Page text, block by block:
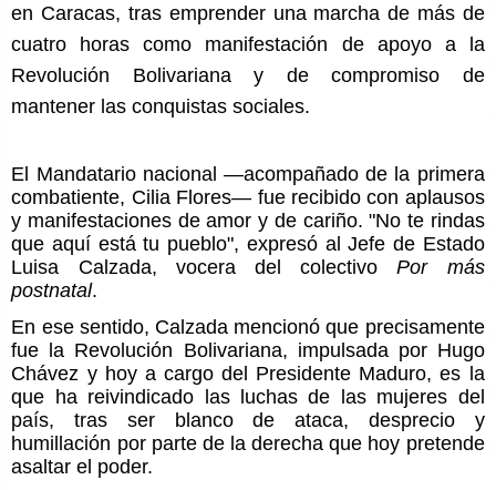
en Caracas, tras emprender una marcha de más de
cuatro horas como manifestación de apoyo a la
Revolución Bolivariana y de compromiso de
mantener las conquistas sociales.
El Mandatario nacional —acompañado de la primera
combatiente, Cilia Flores— fue recibido con aplausos
y manifestaciones de amor y de cariño. "No te rindas
que aquí está tu pueblo", expresó al Jefe de Estado
Luisa Calzada, vocera del colectivoPor más
postnatal.
En ese sentido, Calzada mencionó que precisamente
fue la Revolución Bolivariana, impulsada por Hugo
Chávez y hoy a cargo del Presidente Maduro, es la
que ha reivindicado las luchas de las mujeres del
país, tras ser blanco de ataca, desprecio y
humillación por parte de la derecha que hoy pretende
asaltar el poder.